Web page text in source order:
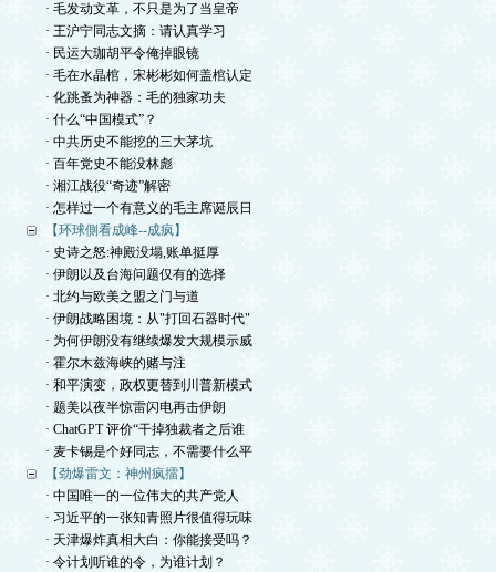
· 毛发动文革，不只是为了当皇帝
· 王沪宁同志文摘：请认真学习
· 民运大珈胡平令俺掉眼镜
· 毛在水晶棺，宋彬彬如何盖棺认定
· 化跳蚤为神器：毛的独家功夫
· 什么“中国模式”？
· 中共历史不能挖的三大茅坑
· 百年党史不能没林彪
· 湘江战役“奇迹”解密
· 怎样过一个有意义的毛主席诞辰日
【环球側看成峰--成疯】
· 史诗之怒:神殿没塌,账单挺厚
· 伊朗以及台海问题仅有的选择
· 北约与欧美之盟之门与道
· 伊朗战略困境：从"打回石器时代"
· 为何伊朗没有继续爆发大规模示威
· 霍尔木兹海峡的赌与注
· 和平演变，政权更替到川普新模式
· 题美以夜半惊雷闪电再击伊朗
· ChatGPT 评价“干掉独裁者之后谁
· 麦卡锡是个好同志，不需要什么平
【劲爆雷文：神州疯擂】
· 中国唯一的一位伟大的共产党人
· 习近平的一张知青照片很值得玩味
· 天津爆炸真相大白：你能接受吗？
· 令计划听谁的令，为谁计划？